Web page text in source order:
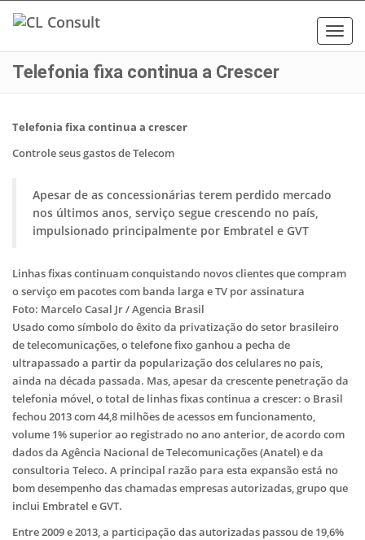
Telefonia fixa continua a Crescer
Telefonia fixa continua a crescer
Controle seus gastos de Telecom
Apesar de as concessionárias terem perdido mercado
nos últimos anos, serviço segue crescendo no país,
impulsionado principalmente por Embratel e GVT
Linhas fixas continuam conquistando novos clientes que compram
o serviço em pacotes com banda larga e TV por assinatura
Foto: Marcelo Casal Jr / Agencia Brasil
Usado como símbolo do êxito da privatização do setor brasileiro
de telecomunicações, o telefone fixo ganhou a pecha de
ultrapassado a partir da popularização dos celulares no país,
ainda na década passada. Mas, apesar da crescente penetração da
telefonia móvel, o total de linhas fixas continua a crescer: o Brasil
fechou 2013 com 44,8 milhões de acessos em funcionamento,
volume 1% superior ao registrado no ano anterior, de acordo com
dados da Agência Nacional de Telecomunicações (Anatel) e da
consultoria Teleco. A principal razão para esta expansão está no
bom desempenho das chamadas empresas autorizadas, grupo que
inclui Embratel e GVT.
Entre 2009 e 2013, a participação das autorizadas passou de 19,6%